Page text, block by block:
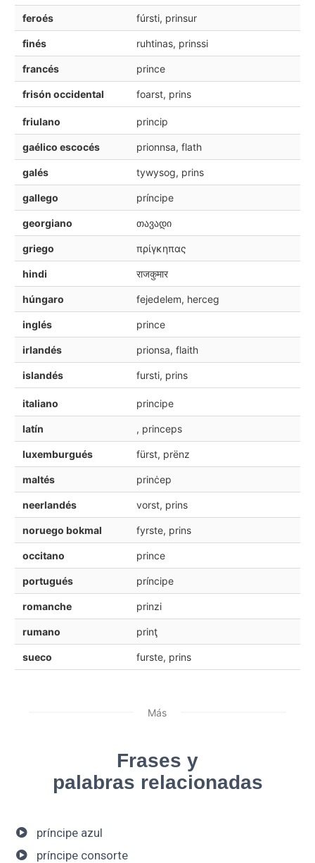
feroés fúrsti, prinsur
finés ruhtinas, prinssi
francés prince
frisón occidental foarst, prins
friulano princip
gaélico escocés prionnsa, flath
galés tywysog, prins
gallego príncipe
georgiano თავადი
griego πρίγκηπας
hindi राजकुमार
húngaro fejedelem, herceg
inglés prince
irlandés prionsa, flaith
islandés fursti, prins
italiano principe
latín , princeps
luxemburgués fürst, prënz
maltés prinċep
neerlandés vorst, prins
noruego bokmal fyrste, prins
occitano prince
portugués príncipe
romanche prinzi
rumano prinţ
sueco furste, prins
Más
Frases y
palabras relacionadas
príncipe azul
príncipe consorte